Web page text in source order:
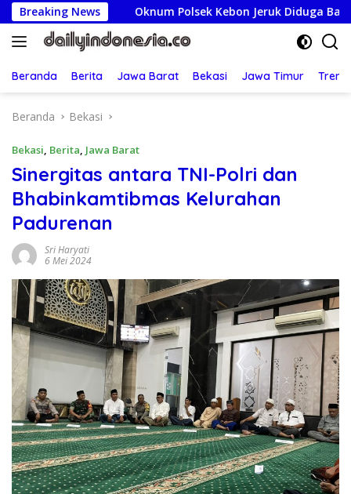
Langsung
ke
konten
Breaking News
Oknum Polsek Kebon Jeruk Diduga Backing Mafia
Beranda Berita Jawa Barat Bekasi Jawa Timur
Beranda Bekasi
Bekasi, Berita, Jawa Barat
Sinergitas antara TNI-Polri dan
Bhabinkamtibmas Kelurahan
Padurenan
Sri Haryati
6 Mei 2024